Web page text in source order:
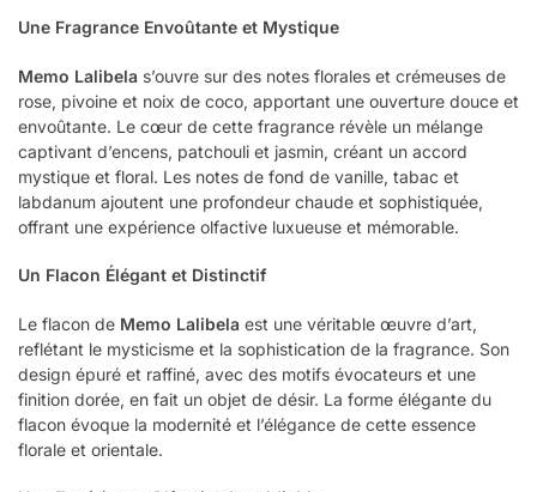
Une Fragrance Envoûtante et Mystique
Memo Lalibela s’ouvre sur des notes florales et crémeuses de
rose, pivoine et noix de coco, apportant une ouverture douce et
envoûtante. Le cœur de cette fragrance révèle un mélange
captivant d’encens, patchouli et jasmin, créant un accord
mystique et floral. Les notes de fond de vanille, tabac et
labdanum ajoutent une profondeur chaude et sophistiquée,
offrant une expérience olfactive luxueuse et mémorable.
Un Flacon Élégant et Distinctif
Le flacon de Memo Lalibela est une véritable œuvre d’art,
reflétant le mysticisme et la sophistication de la fragrance. Son
design épuré et raffiné, avec des motifs évocateurs et une
finition dorée, en fait un objet de désir. La forme élégante du
flacon évoque la modernité et l’élégance de cette essence
florale et orientale.